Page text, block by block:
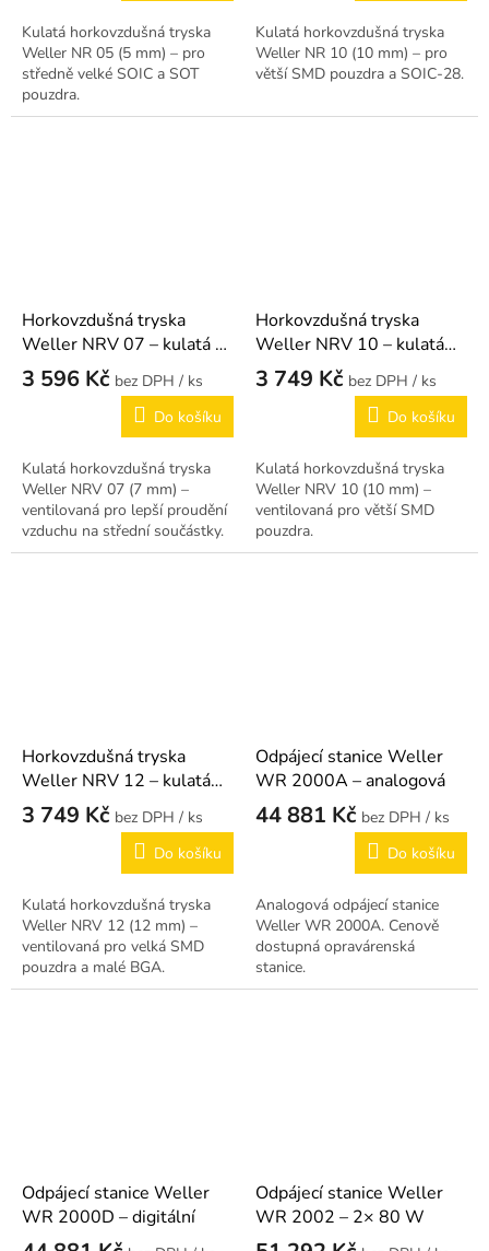
Kulatá horkovzdušná tryska
Weller NR 05 (5 mm) – pro
středně velké SOIC a SOT
pouzdra.
Kulatá horkovzdušná tryska
Weller NR 10 (10 mm) – pro
větší SMD pouzdra a SOIC-28.
Horkovzdušná tryska
Weller NRV 07 – kulatá 7
mm
3 596 Kč
/ ks
Do košíku
Kulatá horkovzdušná tryska
Weller NRV 07 (7 mm) –
ventilovaná pro lepší proudění
vzduchu na střední součástky.
Horkovzdušná tryska
Weller NRV 10 – kulatá
10 mm
3 749 Kč
/ ks
Do košíku
Kulatá horkovzdušná tryska
Weller NRV 10 (10 mm) –
ventilovaná pro větší SMD
pouzdra.
Horkovzdušná tryska
Weller NRV 12 – kulatá
12 mm
3 749 Kč
/ ks
Do košíku
Kulatá horkovzdušná tryska
Weller NRV 12 (12 mm) –
ventilovaná pro velká SMD
pouzdra a malé BGA.
Odpájecí stanice Weller
WR 2000A – analogová
44 881 Kč
/ ks
Do košíku
Analogová odpájecí stanice
Weller WR 2000A. Cenově
dostupná opravárenská
stanice.
Odpájecí stanice Weller
WR 2000D – digitální
Odpájecí stanice Weller
WR 2002 – 2× 80 W